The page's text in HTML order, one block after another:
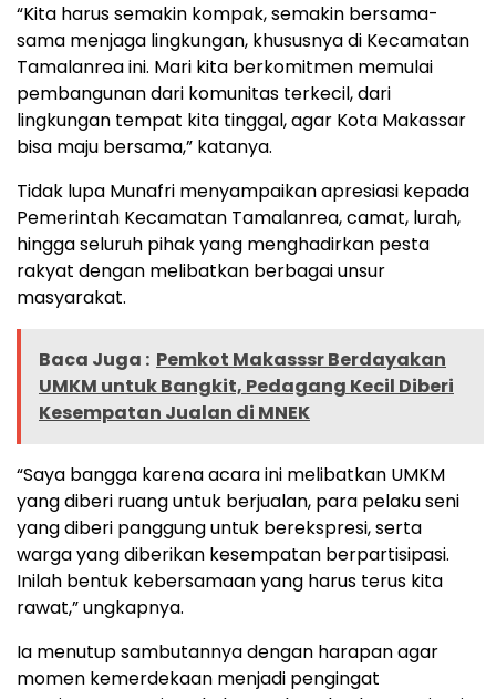
“Kita harus semakin kompak, semakin bersama-
sama menjaga lingkungan, khususnya di Kecamatan
Tamalanrea ini. Mari kita berkomitmen memulai
pembangunan dari komunitas terkecil, dari
lingkungan tempat kita tinggal, agar Kota Makassar
bisa maju bersama,” katanya.
Tidak lupa Munafri menyampaikan apresiasi kepada
Pemerintah Kecamatan Tamalanrea, camat, lurah,
hingga seluruh pihak yang menghadirkan pesta
rakyat dengan melibatkan berbagai unsur
masyarakat.
Baca Juga : Pemkot Makasssr Berdayakan
UMKM untuk Bangkit, Pedagang Kecil Diberi
Kesempatan Jualan di MNEK
“Saya bangga karena acara ini melibatkan UMKM
yang diberi ruang untuk berjualan, para pelaku seni
yang diberi panggung untuk berekspresi, serta
warga yang diberikan kesempatan berpartisipasi.
Inilah bentuk kebersamaan yang harus terus kita
rawat,” ungkapnya.
Ia menutup sambutannya dengan harapan agar
momen kemerdekaan menjadi pengingat